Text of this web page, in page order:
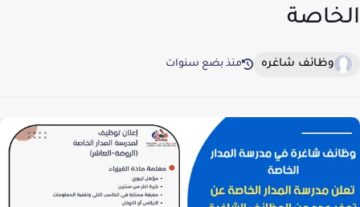
الخاصة
وظائف شاغره منذ بضع سنوات